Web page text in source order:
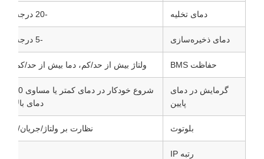
دمای تخلیه -20 درجه سانتی‌گراد تا 60 درجه سانتی‌گراد
دمای ذخیره‌سازی -5 درجه سانتی‌گراد تا 35 درجه سانتی‌گراد
حفاظت BMS ولتاژ بیش از حد/کم، دما بیش از حد/کم،
گرمایش در دمای
پایین
دمای بالاتر از 5 درجه سانتی‌گراد
بلوتوث نظارت بر ولتاژ/جریان/دما/SOC در زمان واقعی (اختیاری)
رتبه IP